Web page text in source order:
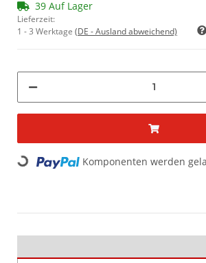
39 Auf Lager
Lieferzeit:
1 - 3 Werktage (DE - Ausland abweichend)
Loading... Komponenten werden